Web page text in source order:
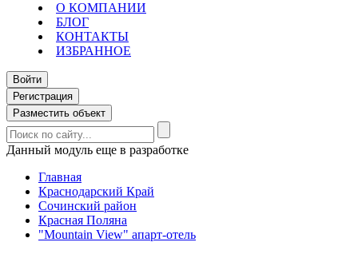
О КОМПАНИИ
БЛОГ
КОНТАКТЫ
ИЗБРАННОЕ
Войти
Регистрация
Разместить объект
Данный модуль еще в разработке
Главная
Краснодарский Край
Сочинский район
Красная Поляна
"Mountain View" апарт-отель